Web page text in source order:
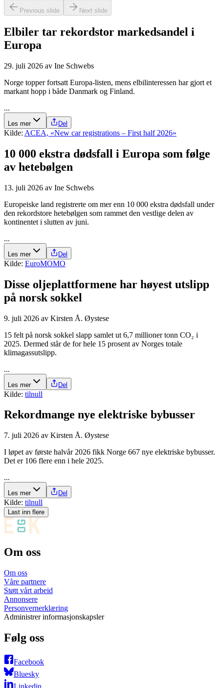
Previous slide Next slide
Elbiler tar rekordstor markedsandel i
Europa
29. juli 2026 av Ine Schwebs
Norge topper fortsatt Europa-listen, mens elbilinteressen har gjort et
markant hopp i både Danmark og Finland.
...
Les mer Del
Kilde: ACEA, «New car registrations – First half 2026»
10 000 ekstra dødsfall i Europa som følge
av hetebølgen
13. juli 2026 av Ine Schwebs
Europeiske land registrerte om mer enn 10 000 ekstra dødsfall under
den rekordstore hetebølgen som rammet den vestlige delen av
kontinentet i slutten av juni.
...
Les mer Del
Kilde: EuroMOMO
Disse olje­plattformene har høyest utslipp
på norsk sokkel
9. juli 2026 av Kirsten Å. Øystese
15 felt på norsk sokkel slapp samlet ut 6,7 millioner tonn CO₂ i
2025. Dermed står de for hele 15 prosent av Norges totale
klimagassutslipp.
...
Les mer Del
Kilde: tilnull
Rekordmange nye elektriske bybusser
7. juli 2026 av Kirsten Å. Øystese
I løpet av første halvår 2026 fikk Norge 667 nye elektriske bybusser.
Det er 106 flere enn i hele 2025.
...
Les mer Del
Kilde: tilnull
Last inn flere
Om oss
Om oss
Våre partnere
Støtt vårt arbeid
Annonsere
Personvernerklæring
Administrer informasjonskapsler
Følg oss
Facebook
Bluesky
Linkedin